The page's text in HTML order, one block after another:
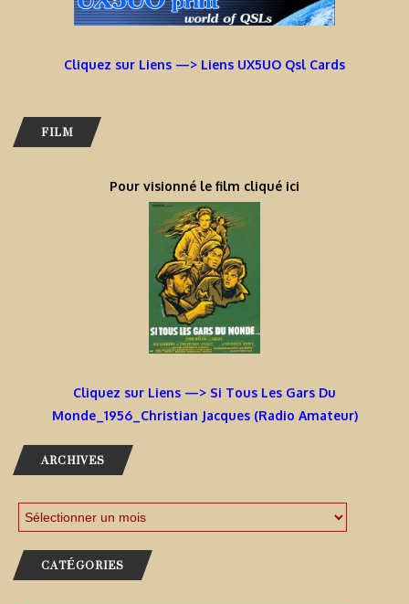
Cliquez sur Liens —> Liens UX5UO Qsl Cards
FILM
Pour visionné le film cliqué ici
Cliquez sur Liens —> Si Tous Les Gars Du
Monde_1956_Christian Jacques (Radio Amateur)
ARCHIVES
CATÉGORIES